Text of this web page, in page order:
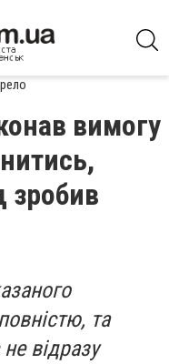
вимогу
зробив
та
відразу